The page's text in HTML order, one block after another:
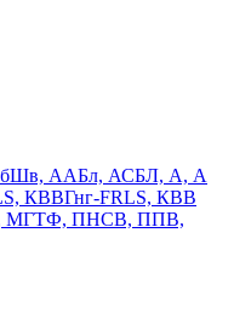
ААБл, АСБЛ, А, А
КВВГнг-FRLS, КВВ
ПНСВ, ППВ,